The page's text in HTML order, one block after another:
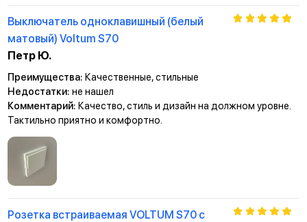
Выключатель одноклавишный (белый
матовый) Voltum S70
Петр Ю.
Преимущества: Качественные, стильные
Недостатки: не нашел
Комментарий: Качество, стиль и дизайн на должном уровне.
Тактильно приятно и комфортно.
Розетка встраиваемая VOLTUM S70 с